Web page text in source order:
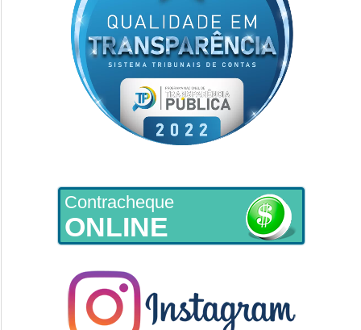
Contracheque
ONLINE